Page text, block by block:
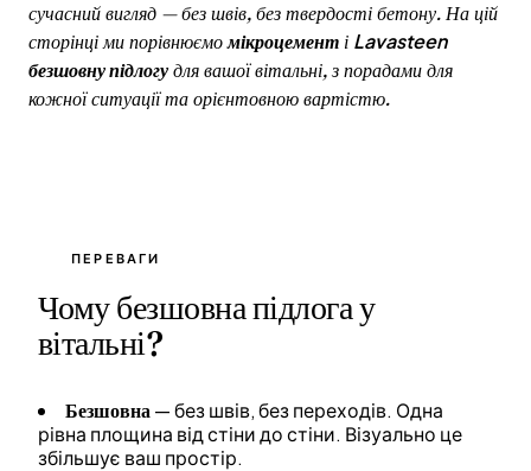
сучасний вигляд — без швів, без твердості бетону. На цій
сторінці ми порівнюємомікроцемент і Lavasteen
безшовну підлогу для вашої вітальні, з порадами для
кожної ситуації та орієнтовною вартістю.
ПЕРЕВАГИ
Чому безшовна підлога у
вітальні?
Безшовна — без швів, без переходів. Одна
рівна площина від стіни до стіни. Візуально це
збільшує ваш простір.